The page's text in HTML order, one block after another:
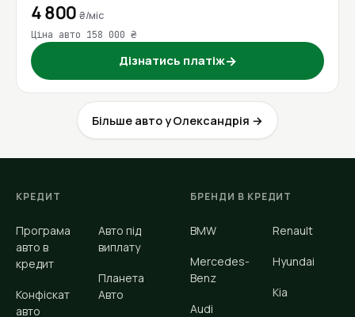
4 800₴/міс
Ціна авто 158 000 ₴
Дізнатись платіж→
Більше авто у Олександрія →
КРЕДИТ
Програма
авто в
кредит
Конфіскат
авто
Авто під
виплату
Планета
Авто
БРЕНДИ В КРЕДИТ
BMW
Mercedes-
Benz
Audi
Renault
Hyundai
Kia